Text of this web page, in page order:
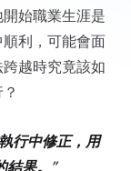
始職業生涯是
利，可能會面
越時究竟該如
行中修正，用
果。